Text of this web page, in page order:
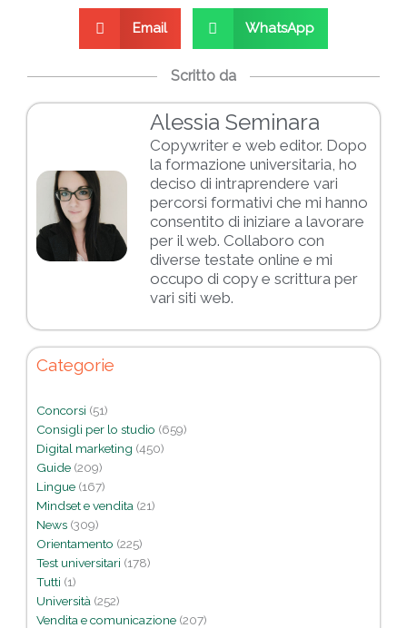
Email WhatsApp
Scritto da
Alessia Seminara
Copywriter e web editor. Dopo
la formazione universitaria, ho
deciso di intraprendere vari
percorsi formativi che mi hanno
consentito di iniziare a lavorare
per il web. Collaboro con
diverse testate online e mi
occupo di copy e scrittura per
vari siti web.
Categorie
Concorsi (51)
Consigli per lo studio (659)
Digital marketing (450)
Guide (209)
Lingue (167)
Mindset e vendita (21)
News (309)
Orientamento (225)
Test universitari (178)
Tutti (1)
Università (252)
Vendita e comunicazione (207)